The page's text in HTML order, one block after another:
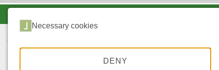
Necessary cookies
DENY